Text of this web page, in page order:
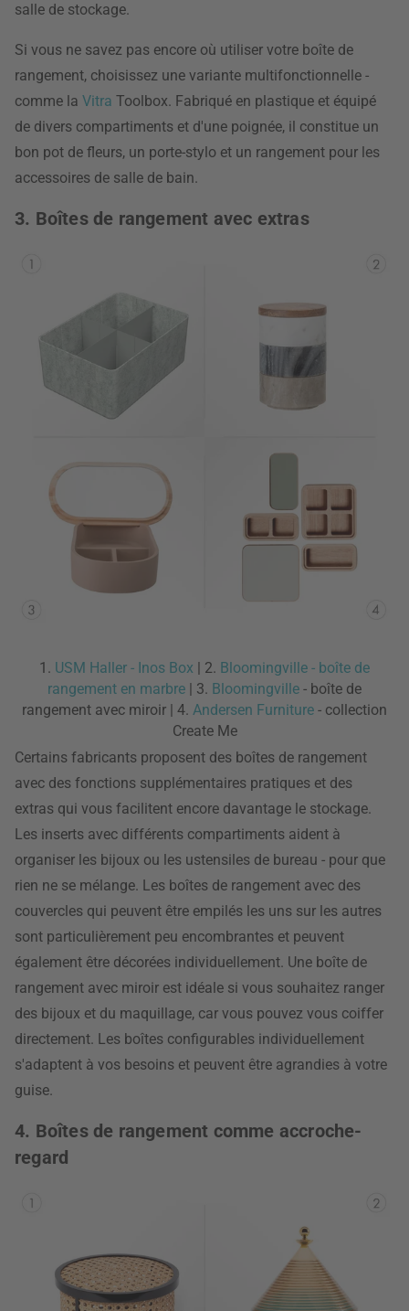
salle de stockage.
Si vous ne savez pas encore où utiliser votre boîte de
rangement, choisissez une variante multifonctionnelle -
comme la Vitra Toolbox. Fabriqué en plastique et équipé
de divers compartiments et d'une poignée, il constitue un
bon pot de fleurs, un porte-stylo et un rangement pour les
accessoires de salle de bain.
3. Boîtes de rangement avec extras
1. USM Haller - Inos Box | 2. Bloomingville - boîte de
rangement en marbre | 3. Bloomingville - boîte de
rangement avec miroir | 4. Andersen Furniture - collection
Create Me
Certains fabricants proposent des boîtes de rangement
avec des fonctions supplémentaires pratiques et des
extras qui vous facilitent encore davantage le stockage.
Les inserts avec différents compartiments aident à
organiser les bijoux ou les ustensiles de bureau - pour que
rien ne se mélange. Les boîtes de rangement avec des
couvercles qui peuvent être empilés les uns sur les autres
sont particulièrement peu encombrantes et peuvent
également être décorées individuellement. Une boîte de
rangement avec miroir est idéale si vous souhaitez ranger
des bijoux et du maquillage, car vous pouvez vous coiffer
directement. Les boîtes configurables individuellement
s'adaptent à vos besoins et peuvent être agrandies à votre
guise.
4. Boîtes de rangement comme accroche-
regard